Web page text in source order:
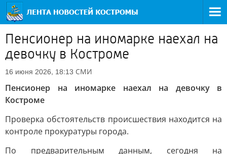
Пенсионер на иномарке наехал на
девочку в Костроме
16 июня 2026, 18:13 СМИ
Пенсионер на иномарке наехал на девочку в
Костроме
Проверка обстоятельств происшествия находится на
контроле прокуратуры города.
По предварительным данным, сегодня на